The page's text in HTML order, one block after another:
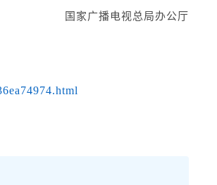
国家广播电视总局办公厅